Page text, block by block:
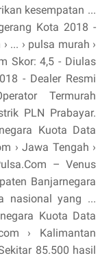
kesempatan ...
Kota 2018 -
... › pulsa murah ›
Skor: 4,5 - ‎Diulas
- Dealer Resmi
Termurah
PLN Prabayar.
Kuota Data
› Jawa Tengah ›
– Venus
Banjarnegara
nasional yang ...
Kuota Data
› Kalimantan
85.500 hasil